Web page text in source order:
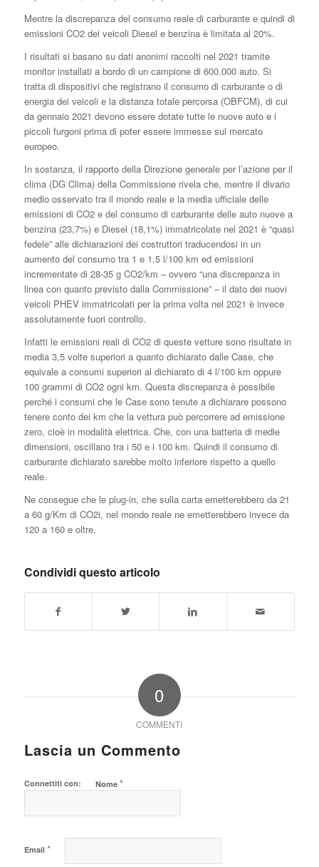
Mentre la discrepanza del consumo reale di carburante e quindi di
emissioni CO2 dei veicoli Diesel e benzina è limitata al 20%.
I risultati si basano su dati anonimi raccolti nel 2021 tramite
monitor installati a bordo di un campione di 600.000 auto. Si
tratta di dispositivi che registrano il consumo di carburante o di
energia dei veicoli e la distanza totale percorsa (OBFCM), di cui
da gennaio 2021 devono essere dotate tutte le nuove auto e i
piccoli furgoni prima di poter essere immesse sul mercato
europeo.
In sostanza, il rapporto della Direzione generale per l’azione per il
clima (DG Clima) della Commissione rivela che, mentre il divario
medio osservato tra il mondo reale e la media ufficiale delle
emissioni di CO2 e del consumo di carburante delle auto nuove a
benzina (23,7%) e Diesel (18,1%) immatricolate nel 2021 è “quasi
fedele” alle dichiarazioni dei costruttori traducendosi in un
aumento del consumo tra 1 e 1,5 l/100 km ed emissioni
incrementate di 28-35 g CO2/km – ovvero “una discrepanza in
linea con quanto previsto dalla Commissione” – il dato dei nuovi
veicoli PHEV immatricolati per la prima volta nel 2021 è invece
assolutamente fuori controllo.
Infatti le emissioni reali di CO2 di queste vetture sono risultate in
media 3,5 volte superiori a quanto dichiarato dalle Case, che
equivale a consumi superiori al dichiarato di 4 l/100 km oppure
100 grammi di CO2 ogni km. Questa discrepanza è possibile
perché i consumi che le Case sono tenute a dichiarare possono
tenere conto dei km che la vettura può percorrere ad emissione
zero, cioè in modalità elettrica. Che, con una batteria di medie
dimensioni, oscillano tra i 50 e i 100 km. Quindi il consumo di
carburante dichiarato sarebbe molto inferiore rispetto a quello
reale.
Ne consegue che le plug-in, che sulla carta emetterebbero da 21
a 60 g/Km di CO2i, nel mondo reale ne emetterebbero invece da
120 a 160 e oltre.
Condividi questo articolo
0
COMMENTI
Lascia un Commento
Connettiti con: Nome *
Email *